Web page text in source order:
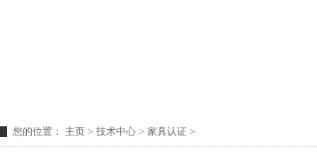
您的位置： 主页 > 技术中心 > 家具认证 >